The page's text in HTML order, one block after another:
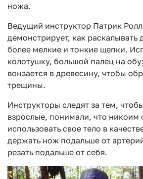
ножа.
Ведущий инструктор Патрик
демонстрирует, как раскалывать
более мелкие и тонкие щепки.
колотушку, большой палец на
вонзается в древесину, чтобы
трещины.
Инструкторы следят за тем,
взрослые, понимали, что никоим
использовать свое тело в
держать нож подальше от
резать подальше от себя.